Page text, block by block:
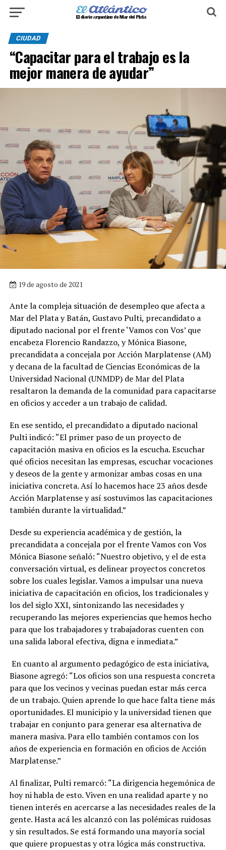
CIUDAD
“Capacitar para el trabajo es la
mejor manera de ayudar”
19 de agosto de 2021
Ante la compleja situación de desempleo que afecta a
Mar del Plata y Batán, Gustavo Pulti, precandidato a
diputado nacional por el frente ‘Vamos con Vos’ que
encabeza Florencio Randazzo, y Mónica Biasone,
precandidata a concejala por Acción Marplatense (AM)
y decana de la facultad de Ciencias Económicas de la
Universidad Nacional (UNMDP) de Mar del Plata
resaltaron la demanda de la comunidad para capacitarse
en oficios y acceder a un trabajo de calidad.
En ese sentido, el precandidato a diputado nacional
Pulti indicó: “El primer paso de un proyecto de
capacitación masiva en oficios es la escucha. Escuchar
qué oficios necesitan las empresas, escuchar vocaciones
y deseos de la gente y armonizar ambas cosas en una
iniciativa concreta. Así lo hacemos hace 23 años desde
Acción Marplatense y así sostuvimos las capacitaciones
también durante la virtualidad.”
Desde su experiencia académica y de gestión, la
precandidata a concejala por el frente Vamos con Vos
Mónica Biasone señaló: “Nuestro objetivo, y el de esta
conversación virtual, es delinear proyectos concretos
sobre los cuales legislar. Vamos a impulsar una nueva
iniciativa de capacitación en oficios, los tradicionales y
los del siglo XXI, sintonizando las necesidades y
recuperando las mejores experiencias que hemos hecho
para que los trabajadores y trabajadoras cuenten con
una salida laboral efectiva, digna e inmediata.”
En cuanto al argumento pedagógico de esta iniciativa,
Biasone agregó: “Los oficios son una respuesta concreta
para que los vecinos y vecinas puedan estar más cerca
de un trabajo. Quien aprende lo que hace falta tiene más
oportunidades. El municipio y la universidad tienen que
trabajar en conjunto para generar esa alternativa de
manera masiva. Para ello también contamos con los
años de experiencia en formación en oficios de Acción
Marplatense.”
Al finalizar, Pulti remarcó: “La dirigencia hegemónica de
hoy ni habla de esto. Viven en una realidad aparte y no
tienen interés en acercarse a las necesidades reales de la
gente. Hasta acá les alcanzó con las polémicas ruidosas
y sin resultados. Se está formando una mayoría social
que quiere propuestas y otra lógica más constructiva.